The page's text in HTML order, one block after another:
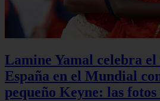
Lamine Yamal celebra
España en el Mundial
pequeño Keyne: las